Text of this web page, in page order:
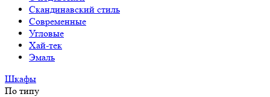
Скандинавский стиль
Современные
Угловые
Хай-тек
Эмаль
Шкафы
По типу